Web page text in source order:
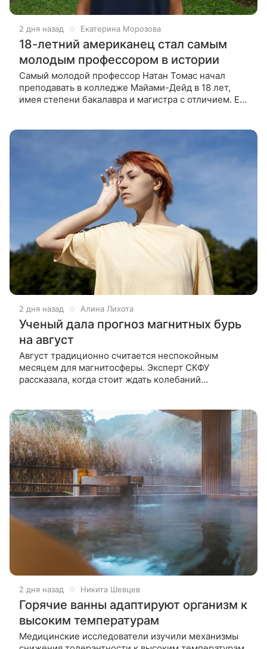
2 дня назад Екатерина Морозова
18-летний американец стал самым
молодым профессором в истории
Самый молодой профессор Натан Томас начал
преподавать в колледже Майами-Дейд в 18 лет,
имея степени бакалавра и магистра с отличием. Его
2 дня назад Алина Лихота
Ученый дала прогноз магнитных бурь
на август
Август традиционно считается неспокойным
месяцем для магнитосферы. Эксперт СКФУ
рассказала, когда стоит ждать колебаний
2 дня назад Никита Шевцев
Горячие ванны адаптируют организм к
высоким температурам
Медицинские исследователи изучили механизмы